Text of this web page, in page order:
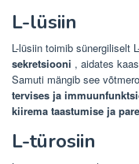
L-lüsiin
L-lüsiin toimib sünergiliselt
sekretsiooni , aidates
Samuti mängib see
tervises ja
kiirema taastumise ja
L-türosiin